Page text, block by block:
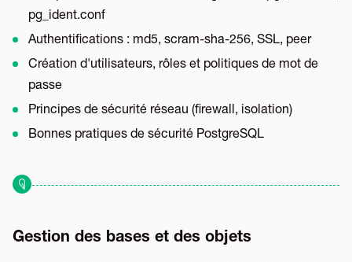
pg_ident.conf
Authentifications : md5, scram-sha-256, SSL, peer
Création d'utilisateurs, rôles et politiques de mot de
passe
Principes de sécurité réseau (firewall, isolation)
Bonnes pratiques de sécurité PostgreSQL
Gestion des bases et des objets